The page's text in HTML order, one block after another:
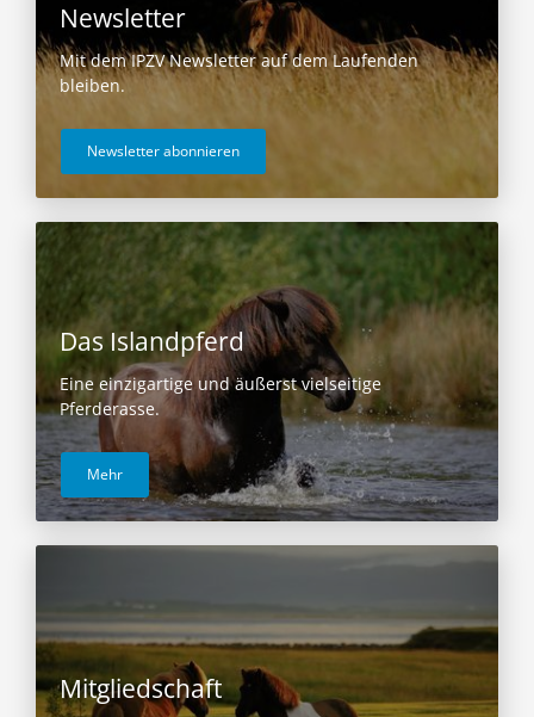
Newsletter
Mit dem IPZV Newsletter auf dem Laufenden
bleiben.
Newsletter abonnieren
Das Islandpferd
Eine einzigartige und äußerst vielseitige
Pferderasse.
Mehr
Mitgliedschaft